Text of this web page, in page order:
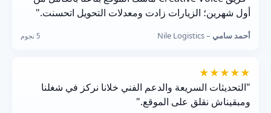
أول شهرين؛ الزيارات زادت ومعدلات التحويل اتحسنت."
أحمد سامي – Nile Logistics 5 نجوم
★★★★★
"التحديثات السريعة والدعم الفني خلانا نركز في شغلنا
ومبقيناش نقلق على الموقع."